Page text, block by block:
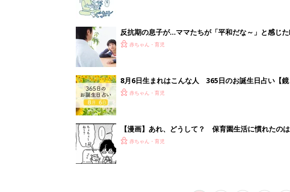
反抗期の息子が...ママたちが「平和だな～」と感じ
赤ちゃん・育児
8月6日生まれはこんな人 365日のお誕生日占い【鏡
赤ちゃん・育児
【漫画】あれ、どうして？ 保育園生活に慣れたの
がする……！『ふうふう子育て ＃91』
赤ちゃん・育児